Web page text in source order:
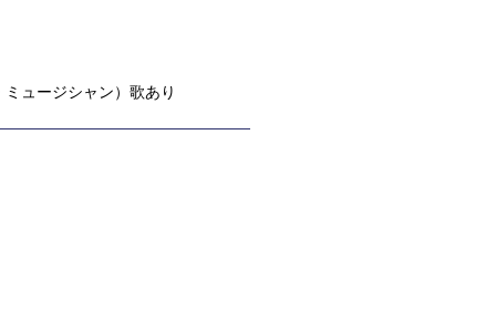
ミュージシャン）歌あり